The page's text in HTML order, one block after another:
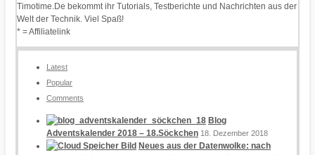
Timotime.De bekommt ihr Tutorials, Testberichte und Nachrichten aus der
Welt der Technik. Viel Spaß!
* = Affiliatelink
Latest
Popular
Comments
Blog
Adventskalender 2018 – 18.Söckchen 18. Dezember 2018
Neues aus der Datenwolke: nach